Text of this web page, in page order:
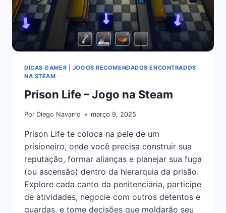
DICAS GAMER
JOGOS RECOMENDADOS ENCONTRADOS
NA STEAM
Prison Life – Jogo na Steam
Por Diego Navarro março 9, 2025
Prison Life te coloca na pele de um
prisioneiro, onde você precisa construir sua
reputação, formar alianças e planejar sua fuga
(ou ascensão) dentro da hierarquia da prisão.
Explore cada canto da penitenciária, participe
de atividades, negocie com outros detentos e
guardas, e tome decisões que moldarão seu